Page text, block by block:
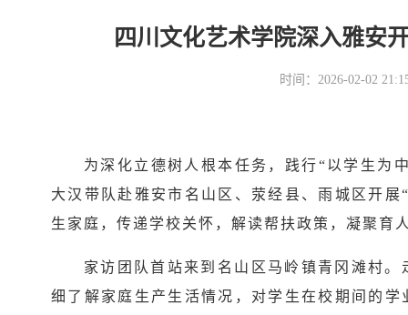
四川文化艺术学院深入雅安
时间：2026-02-02
为深化立德树人根本任务，践行“以学生为
大汉带队赴雅安市名山区、荥经县、雨城区开
生家庭，传递学校关怀，解读帮扶政策，凝聚育
家访团队首站来到名山区马岭镇青冈滩村
细了解家庭生产生活情况，对学生在校期间的